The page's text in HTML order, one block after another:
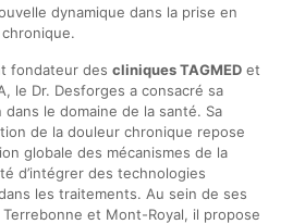
dynamique dans la prise en
fondateur des cliniques TAGMEDet
le Dr. Desforges a consacré sa
dans le domaine de la santé. Sa
de la douleur chronique repose
globale des mécanismes de la
d’intégrer des technologies
les traitements. Au sein de ses
et Mont-Royal, il propose